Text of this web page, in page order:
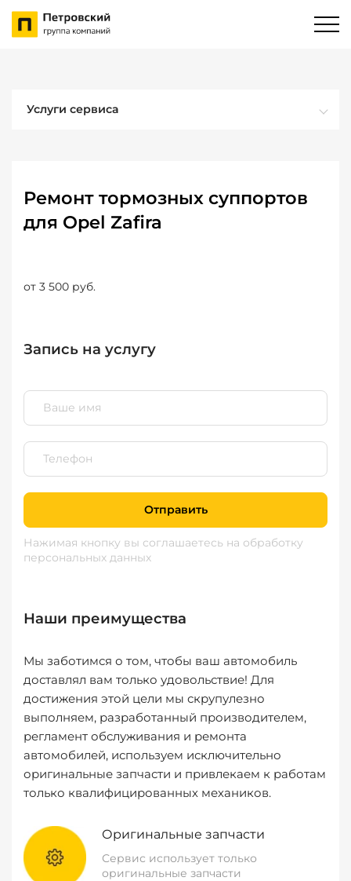
Услуги сервиса
Ремонт тормозных суппортов
для Opel Zafira
от 3 500 руб.
Запись на услугу
Отправить
Нажимая кнопку вы соглашаетесь на обработку
персональных данных
Наши преимущества
Мы заботимся о том, чтобы ваш автомобиль
доставлял вам только удовольствие! Для
достижения этой цели мы скрупулезно
выполняем, разработанный производителем,
регламент обслуживания и ремонта
автомобилей, используем исключительно
оригинальные запчасти и привлекаем к работам
только квалифицированных механиков.
Оригинальные запчасти
Сервис использует только
оригинальные запчасти